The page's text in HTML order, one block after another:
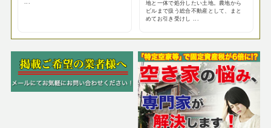
地と一体で処分したい土地。農地から
ビルまで扱う総合不動産として、まと
めてお引き受けし ...